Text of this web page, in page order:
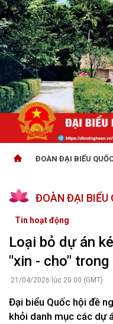
ĐOÀN ĐẠI BIỂU
ĐOÀN ĐẠI BIỂU
Tin hoạt động
Loại bỏ dự án
"xin - cho"
21/04/2026 lúc 20:00 (GMT)
Đại biểu Quốc hội đề
khỏi danh mục các dự